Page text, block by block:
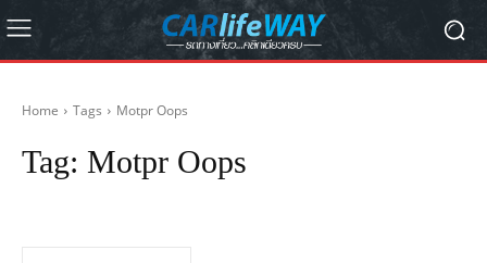
Home Tags Motpr Oops
Tag: Motpr Oops